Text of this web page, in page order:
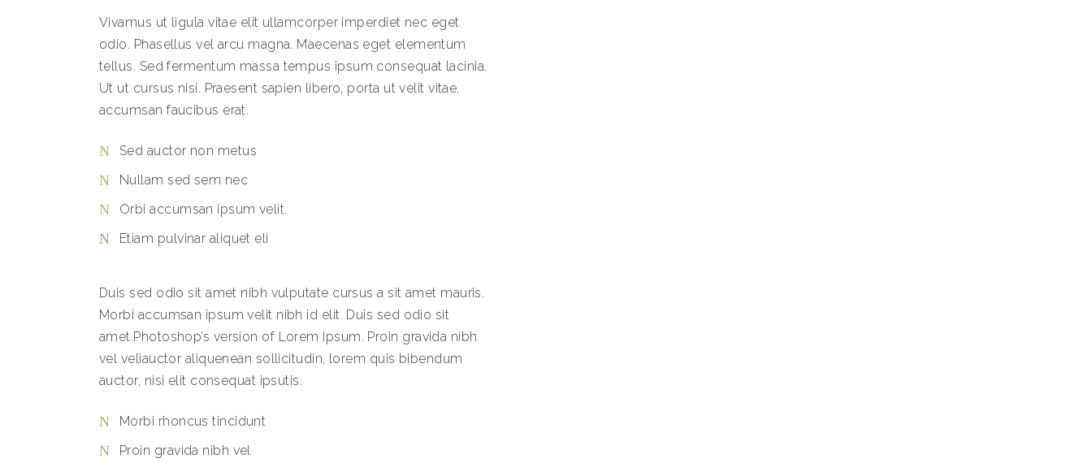
Vivamus ut ligula vitae elit ullamcorper imperdiet nec eget
odio. Phasellus vel arcu magna. Maecenas eget elementum
tellus. Sed fermentum massa tempus ipsum consequat lacinia.
Ut ut cursus nisi. Praesent sapien libero, porta ut velit vitae,
accumsan faucibus erat.
Sed auctor non metus
Nullam sed sem nec
Orbi accumsan ipsum velit.
Etiam pulvinar aliquet eli
Duis sed odio sit amet nibh vulputate cursus a sit amet mauris.
Morbi accumsan ipsum velit nibh id elit. Duis sed odio sit
amet.Photoshop’s version of Lorem Ipsum. Proin gravida nibh
vel veliauctor aliquenean sollicitudin, lorem quis bibendum
auctor, nisi elit consequat ipsutis.
Morbi rhoncus tincidunt
Proin gravida nibh vel